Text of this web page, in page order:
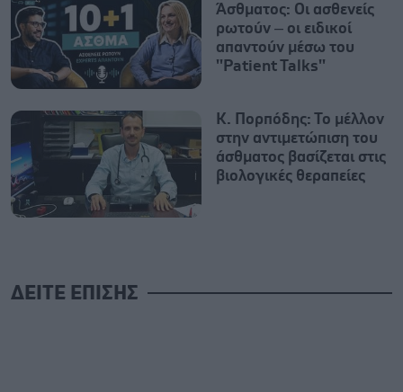
Άσθματος: Οι ασθενείς
ρωτούν – οι ειδικοί
απαντούν μέσω του
''Patient Talks''
Κ. Πορπόδης: Το μέλλον
στην αντιμετώπιση του
άσθματος βασίζεται στις
βιολογικές θεραπείες
ΔΕΙΤΕ ΕΠΙΣΗΣ